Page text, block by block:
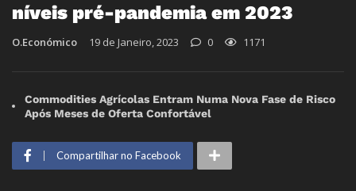
níveis pré-pandemia em 2023
O.Económico 19 de Janeiro, 2023 0 1171
Commodities Agrícolas Entram Numa Nova Fase de Risco
Após Meses de Oferta Confortável
Compartilhar no Facebook